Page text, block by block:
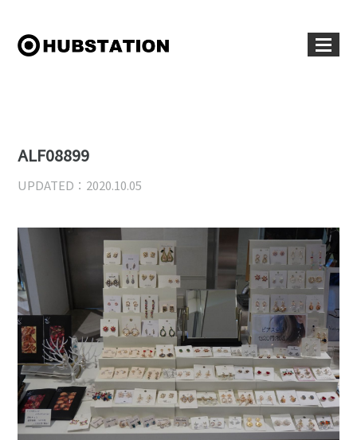
ALF08899
UPDATED：2020.10.05